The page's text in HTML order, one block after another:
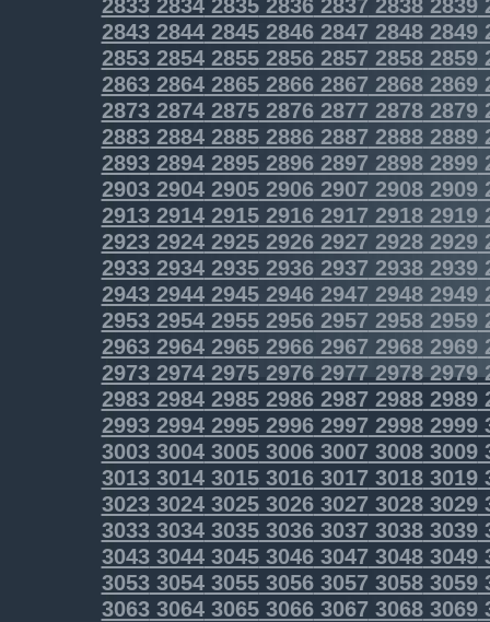
2843284428452846284728482849
28532854285528562857 28582859
28632864286528662867 28682869
28732874287528762877 28782879
2883288428852886288728882889
2893289428952896289728982899
2903290429052906290729082909
29132914291529162917 29182919
29232924292529262927 29282929
29332934293529362937 29382939
29432944294529462947 29482949
29532954295529562957 29582959
29632964296529662967 29682969
2973297429752976297729782979
2983298429852986298729882989
2993299429952996299729982999
3003300430053006300730083009
3013301430153016301730183019
3023302430253026302730283029
3033303430353036303730383039
3043304430453046304730483049
3053305430553056305730583059
3063306430653066306730683069